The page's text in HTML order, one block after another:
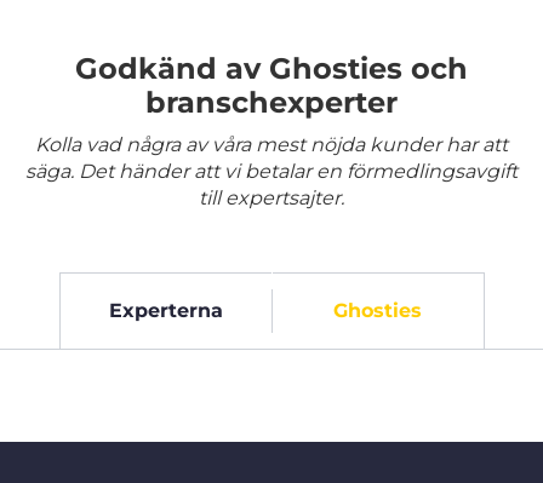
Godkänd av Ghosties och
branschexperter
Kolla vad några av våra mest nöjda kunder har att
säga. Det händer att vi betalar en förmedlingsavgift
till expertsajter.
Experterna Ghosties